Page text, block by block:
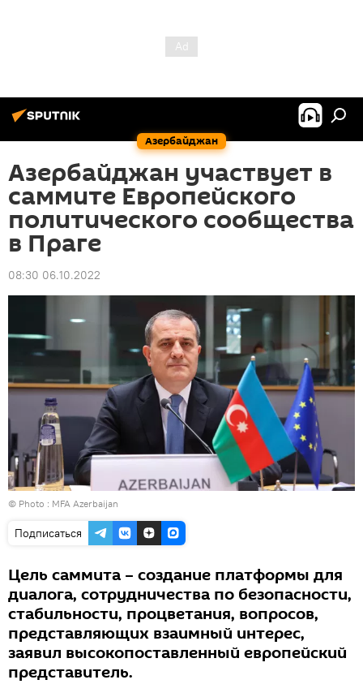
Азербайджан
Азербайджан участвует в
саммите Европейского
политического сообщества
в Праге
08:30 06.10.2022
© Photo : MFA Azerbaijan
Подписаться
Цель саммита – создание платформы для
диалога, сотрудничества по безопасности,
стабильности, процветания, вопросов,
представляющих взаимный интерес,
заявил высокопоставленный европейский
представитель.